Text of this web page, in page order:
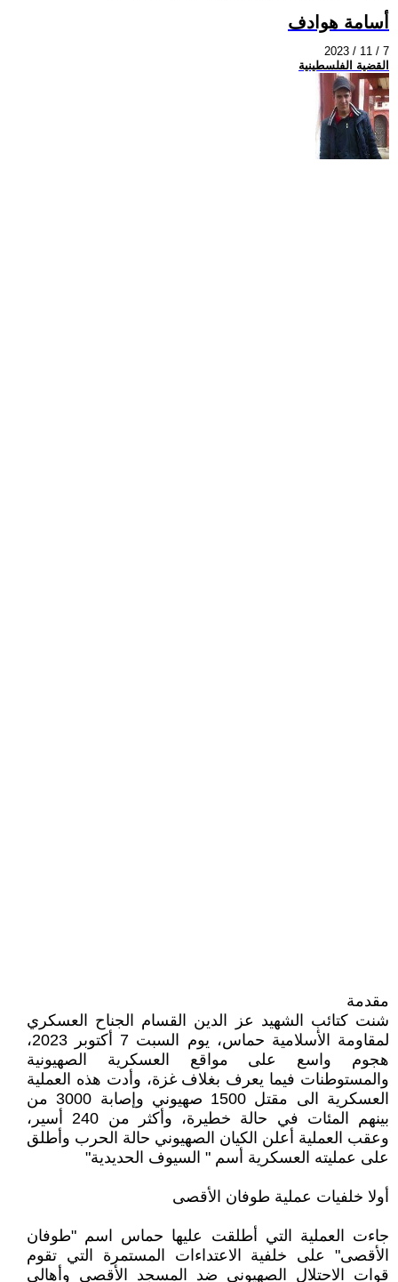
أسامة هوادف
2023 / 11 / 7
القضية الفلسطينية
مقدمة
شنت كتائب الشهيد عز الدين القسام الجناح العسكري
لمقاومة الأسلامية حماس، يوم السبت 7 أكتوبر 2023،
هجوم واسع على مواقع العسكرية الصهيونية
والمستوطنات فيما يعرف بغلاف غزة، وأدت هذه العملية
العسكرية الى مقتل 1500 صهيوني وإصابة 3000 من
بينهم المئات في حالة خطيرة، وأكثر من 240 أسير،
وعقب العملية أعلن الكيان الصهيوني حالة الحرب وأطلق
على عمليته العسكرية أسم " السيوف الحديدية"
أولا خلفيات عملية طوفان الأقصى
جاءت العملية التي أطلقت عليها حماس اسم "طوفان
الأقصى" على خلفية الاعتداءات المستمرة التي تقوم
قوات الاحتلال الصهيوني ضد المسجد الأقصى وأهالي